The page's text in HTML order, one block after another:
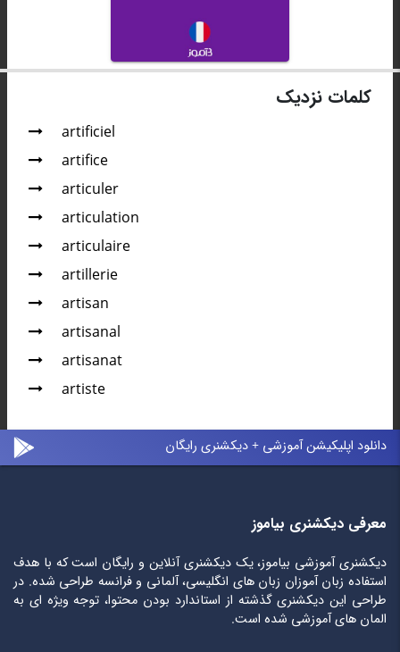
کلمات نزدیک
artificiel
artifice
articuler
articulation
articulaire
artillerie
artisan
artisanal
artisanat
artiste
دانلود اپلیکیشن آموزشی + دیکشنری رایگان
معرفی دیکشنری بیاموز
دیکشنری آموزشی بیاموز، یک دیکشنری آنلاین و رایگان است که با هدف
استفاده زبان آموزان زبان های انگلیسی، آلمانی و فرانسه طراحی شده. در
طراحی این دیکشنری گذشته از استاندارد بودن محتوا، توجه ویژه ای به
المان های آموزشی شده است.